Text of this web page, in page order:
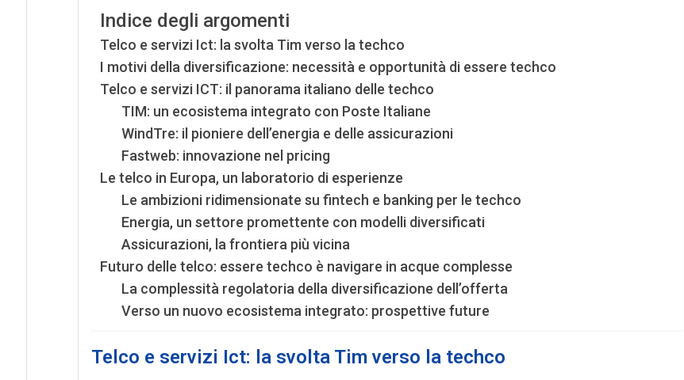
Indice degli argomenti
Telco e servizi Ict: la svolta Tim verso la techco
I motivi della diversificazione: necessità e opportunità di essere techco
Telco e servizi ICT: il panorama italiano delle techco
TIM: un ecosistema integrato con Poste Italiane
WindTre: il pioniere dell’energia e delle assicurazioni
Fastweb: innovazione nel pricing
Le telco in Europa, un laboratorio di esperienze
Le ambizioni ridimensionate su fintech e banking per le techco
Energia, un settore promettente con modelli diversificati
Assicurazioni, la frontiera più vicina
Futuro delle telco: essere techco è navigare in acque complesse
La complessità regolatoria della diversificazione dell’offerta
Verso un nuovo ecosistema integrato: prospettive future
Telco e servizi Ict: la svolta Tim verso la techco